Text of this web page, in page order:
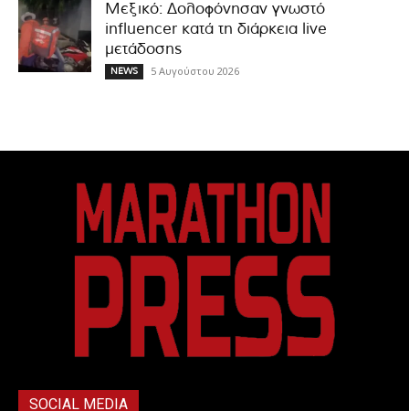
Μεξικό: Δολοφόνησαν γνωστό
influencer κατά τη διάρκεια live
μετάδοσης
NEWS 5 Αυγούστου 2026
SOCIAL MEDIA